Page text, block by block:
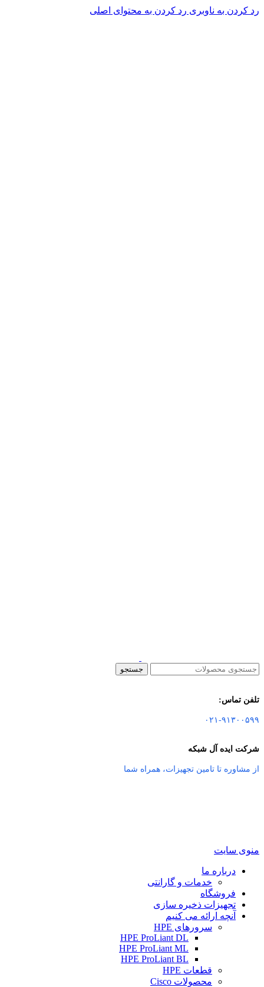
رد کردن به ناوبری رد کردن به محتوای اصلی
جستجو
تلفن تماس:
۰۲۱-۹۱۳۰۰۵۹۹
شرکت ایده آل شبکه
از مشاوره تا تامین تجهیزات، همراه شما
منوی سایت
درباره ما
خدمات و گارانتی
فروشگاه
تجهیزات ذخیره سازی
آنچه ارائه می کنیم
سرورهای HPE
HPE ProLiant DL
HPE ProLiant ML
HPE ProLiant BL
قطعات HPE
محصولات Cisco